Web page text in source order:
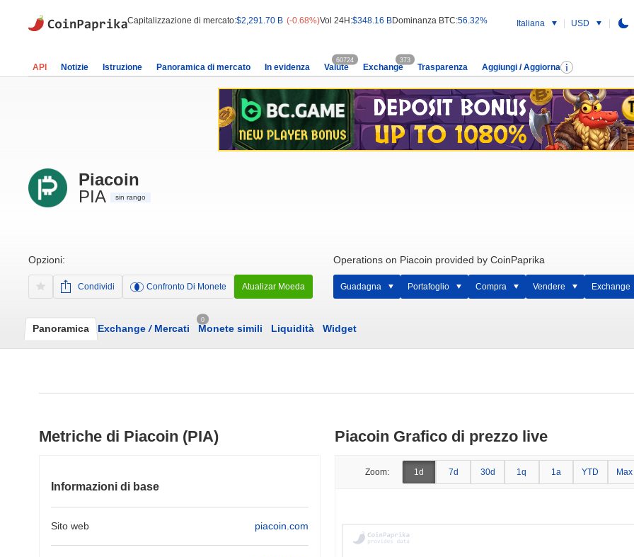
Capitalizzazione di mercato:$2,291.70 B (-0.68%)Vol 24H:$348.16 BDominanza BTC:56.32% Italiana USD
API Notizie Istruzione Panoramica di mercato In evidenza Valute
60724
Exchange
373
Trasparenza Aggiungi / Aggiorna
Piacoin
PIA
sin rango
Opzioni:
Condividi Confronto Di Monete Atualizar Moeda
Operations on Piacoin provided by CoinPaprika
Guadagna Portafoglio Compra Vendere Exchange
Panoramica Exchange /Mercati
0
Monete simili Liquidità Widget
Metriche di Piacoin (PIA)
Informazioni di base
Sito web piacoin.com
Piacoin Grafico di prezzo live
Zoom: 1d 7d 30d 1q 1a YTD Max